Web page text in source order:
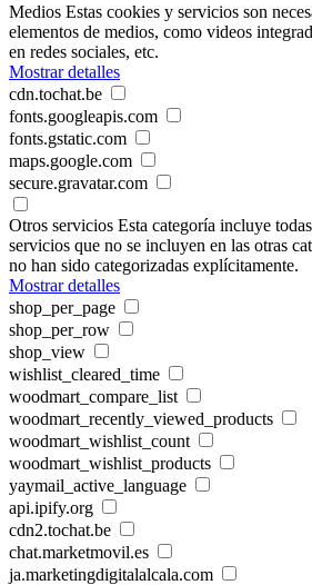
Medios Estas cookies y servicios son
elementos de medios, como videos
en redes sociales, etc.
Mostrar detalles
cdn.tochat.be
fonts.googleapis.com
fonts.gstatic.com
maps.google.com
secure.gravatar.com
Otros servicios Esta categoría incluye
servicios que no se incluyen en las otras
no han sido categorizadas explícitamente.
Mostrar detalles
shop_per_page
shop_per_row
shop_view
wishlist_cleared_time
woodmart_compare_list
woodmart_recently_viewed_products
woodmart_wishlist_count
woodmart_wishlist_products
yaymail_active_language
api.ipify.org
cdn2.tochat.be
chat.marketmovil.es
ja.marketingdigitalalcala.com